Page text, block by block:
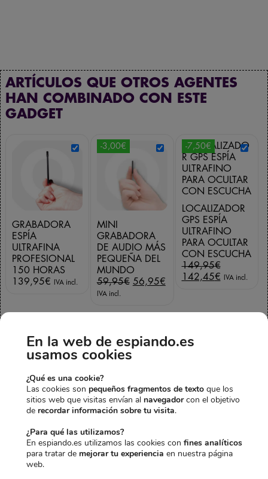
ARTÍCULOS QUE OTROS AGENTES
HAN COMBINADO CON ESTE
GADGET
GRABADORA
ESPÍA
ULTRAFINA
PROFESIONAL
150 HORAS
139,95€ IVA incl.
-3,00€
MINI
GRABADORA
DE AUDIO MÁS
PEQUEÑA DEL
MUNDO
59,95€ E
r
c
i
i
a
l
56,95€E
r
c
i
t
u
e
s
IVA incl.
-7,50€
LOCALIZADOR
GPS ESPÍA
ULTRAFINO
PARA OCULTAR
CON ESCUCHA
149,95€E
l
e
g
i
e
r
142,45€E
r
t
u
s
:
IVA incl.
Precio total:
349,85€ 339,35€
Agregar 3 productos al
carrito
En la web de espiando.es
usamos cookies
¿Qué es una cookie?
Las cookies son pequeños fragmentos de texto que los
sitios web que visitas envían al navegadorcon el objetivo
de recordar información sobre tu visita.
¿Para qué las utilizamos?
En espiando.es utilizamos las cookies con fines analíticos
para tratar de mejorar tu experiencia en nuestra página
web.